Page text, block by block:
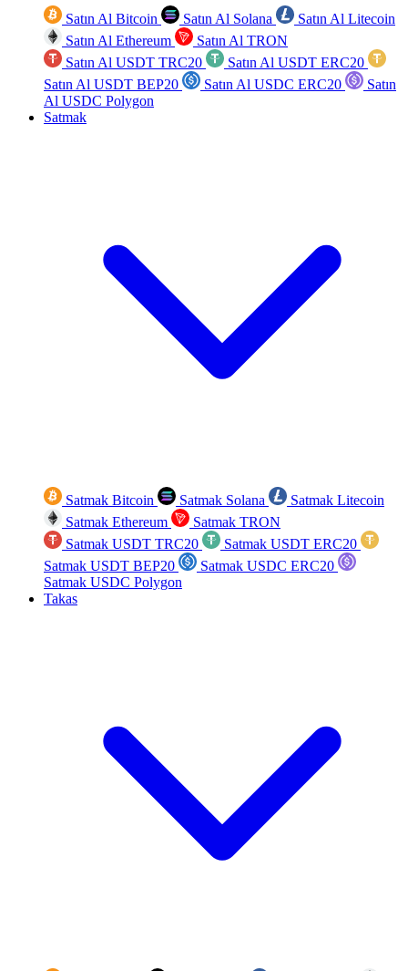
Satın Al Bitcoin Satın Al Solana
Satın Al Litecoin
Satın Al Ethereum
Satın Al TRON
Satın Al USDT TRC20
Satın Al USDT ERC20
Satın Al USDT BEP20
Satın Al USDC ERC20
Satın
Al USDC Polygon
Satmak
Satmak Bitcoin Satmak Solana
Satmak Litecoin
Satmak Ethereum
Satmak TRON
Satmak USDT TRC20
Satmak USDT ERC20
Satmak USDT BEP20
Satmak USDC ERC20
Satmak USDC Polygon
Takas